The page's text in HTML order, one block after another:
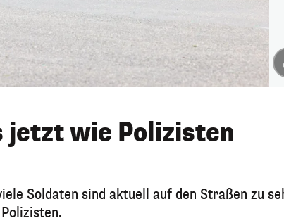
jetzt wie Polizisten
Soldaten sind aktuell auf den Straßen zu